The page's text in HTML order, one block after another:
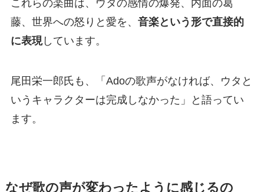
これらの楽曲は、ウタの感情の爆発、内面の葛
藤、世界への怒りと愛を、 音楽という形で直接的
に表現しています。
尾田栄一郎氏も、「Adoの歌声がなければ、ウタと
いうキャラクターは完成しなかった」と語ってい
ます。
なぜ歌の声が変わったように感じるの